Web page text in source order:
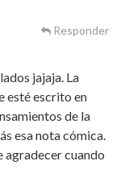
jajaja. La
esté escrito en
de la
esa nota cómica.
agradecer cuando
Responder